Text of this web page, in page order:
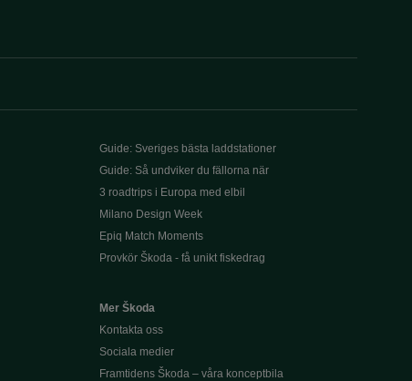
Guide: Sveriges bästa laddstationer
Guide: Så undviker du fällorna när
3 roadtrips i Europa med elbil
Milano Design Week
Epiq Match Moments
Provkör Škoda - få unikt fiskedrag
Mer Škoda
Kontakta oss
Sociala medier
Framtidens Škoda – våra konceptbila